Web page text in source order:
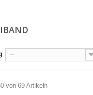
--
von 69 Artikeln